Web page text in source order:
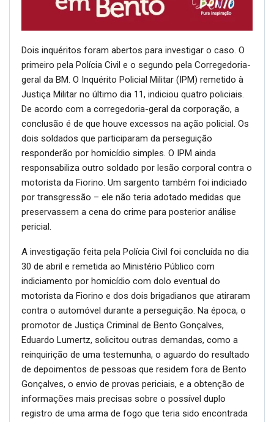
Dois inquéritos foram abertos para investigar o caso. O
primeiro pela Polícia Civil e o segundo pela Corregedoria-
geral da BM. O Inquérito Policial Militar (IPM) remetido à
Justiça Militar no último dia 11, indiciou quatro policiais.
De acordo com a corregedoria-geral da corporação, a
conclusão é de que houve excessos na ação policial. Os
dois soldados que participaram da perseguição
responderão por homicídio simples. O IPM ainda
responsabiliza outro soldado por lesão corporal contra o
motorista da Fiorino. Um sargento também foi indiciado
por transgressão – ele não teria adotado medidas que
preservassem a cena do crime para posterior análise
pericial.
A investigação feita pela Polícia Civil foi concluída no dia
30 de abril e remetida ao Ministério Público com
indiciamento por homicídio com dolo eventual do
motorista da Fiorino e dos dois brigadianos que atiraram
contra o automóvel durante a perseguição. Na época, o
promotor de Justiça Criminal de Bento Gonçalves,
Eduardo Lumertz, solicitou outras demandas, como a
reinquirição de uma testemunha, o aguardo do resultado
de depoimentos de pessoas que residem fora de Bento
Gonçalves, o envio de provas periciais, e a obtenção de
informações mais precisas sobre o possível duplo
registro de uma arma de fogo que teria sido encontrada